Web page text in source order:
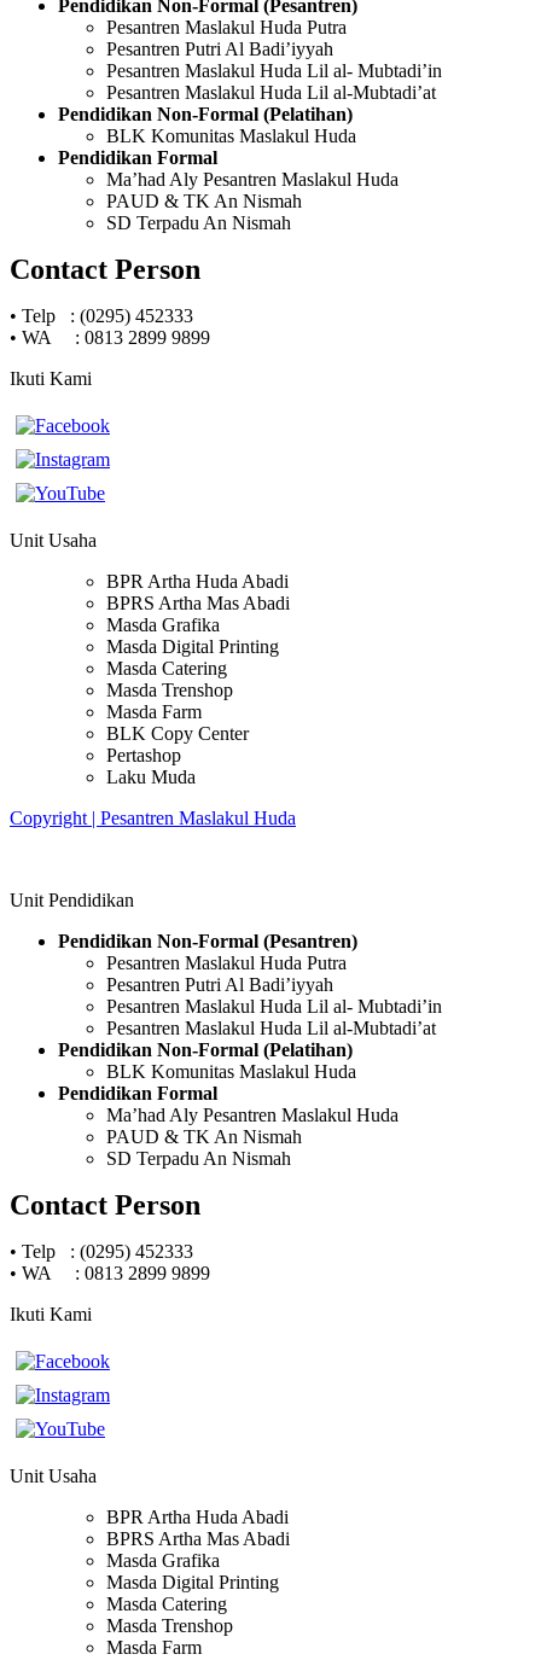
Pendidikan Non-Formal (Pesantren)
Pesantren Maslakul Huda Putra
Pesantren Putri Al Badi’iyyah
Pesantren Maslakul Huda Lil al- Mubtadi’in
Pesantren Maslakul Huda Lil al-Mubtadi’at
Pendidikan Non-Formal (Pelatihan)
BLK Komunitas Maslakul Huda
Pendidikan Formal
Ma’had Aly Pesantren Maslakul Huda
PAUD & TK An Nismah
SD Terpadu An Nismah
Contact Person
• Telp : (0295) 452333
• WA : 0813 2899 9899
Ikuti Kami
Unit Usaha
BPR Artha Huda Abadi
BPRS Artha Mas Abadi
Masda Grafika
Masda Digital Printing
Masda Catering
Masda Trenshop
Masda Farm
BLK Copy Center
Pertashop
Laku Muda
Copyright | Pesantren Maslakul Huda
Unit Pendidikan
Pendidikan Non-Formal (Pesantren)
Pesantren Maslakul Huda Putra
Pesantren Putri Al Badi’iyyah
Pesantren Maslakul Huda Lil al- Mubtadi’in
Pesantren Maslakul Huda Lil al-Mubtadi’at
Pendidikan Non-Formal (Pelatihan)
BLK Komunitas Maslakul Huda
Pendidikan Formal
Ma’had Aly Pesantren Maslakul Huda
PAUD & TK An Nismah
SD Terpadu An Nismah
Contact Person
• Telp : (0295) 452333
• WA : 0813 2899 9899
Ikuti Kami
Unit Usaha
BPR Artha Huda Abadi
BPRS Artha Mas Abadi
Masda Grafika
Masda Digital Printing
Masda Catering
Masda Trenshop
Masda Farm